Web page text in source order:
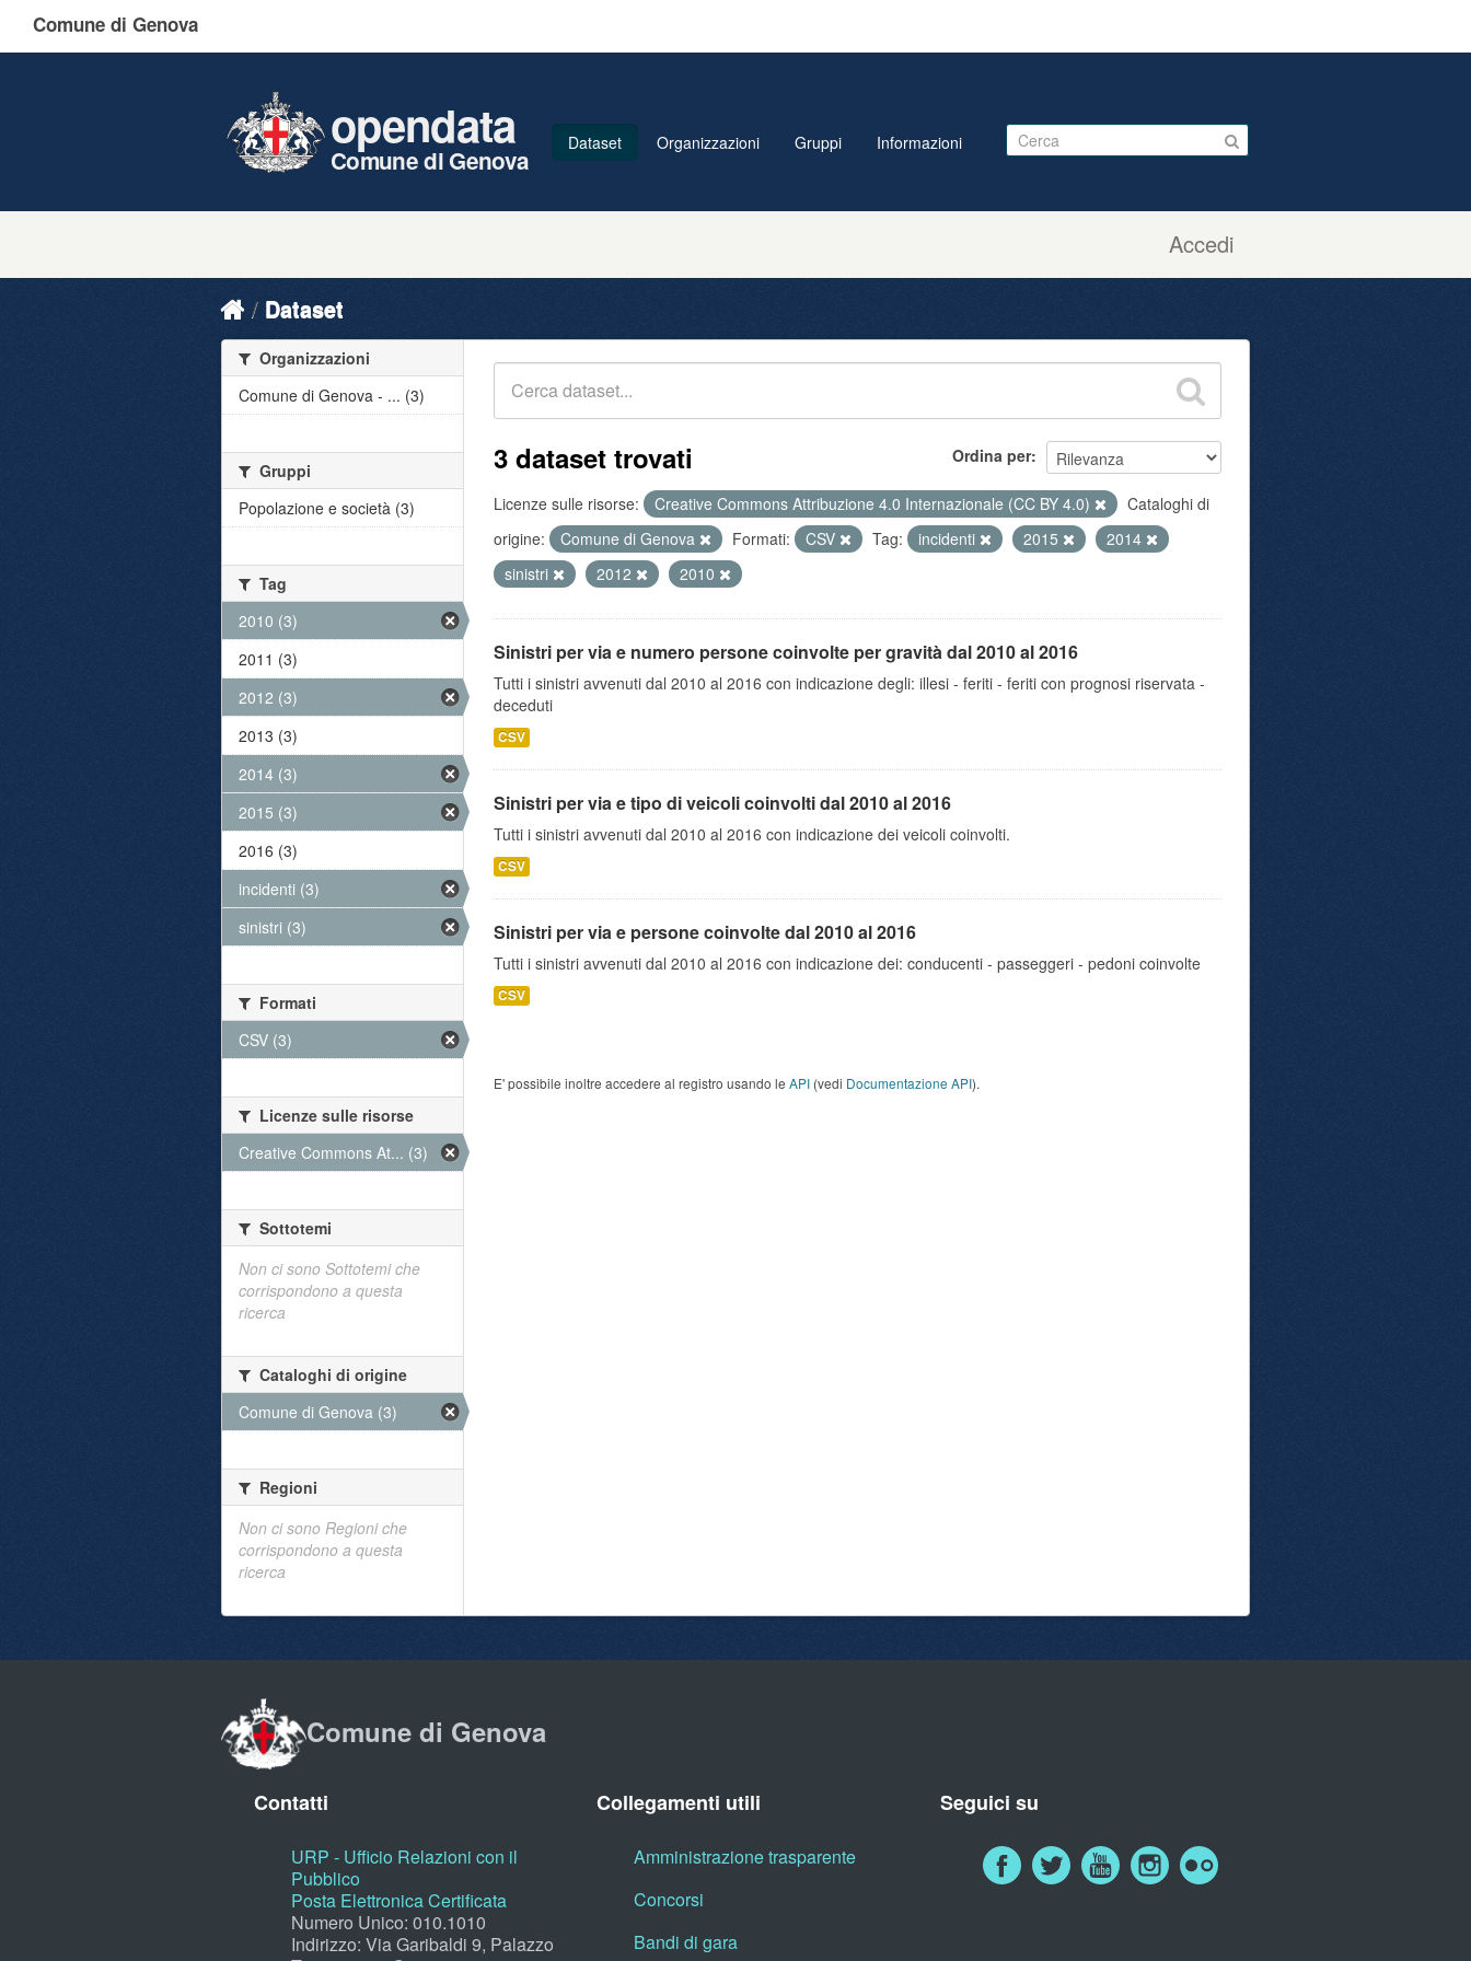
Comune di Genova
Accedi
opendata
Comune di Genova
Dataset Organizzazioni Gruppi Informazioni
Dataset
Ordina per
3 dataset trovati
Licenze sulle risorse: Creative Commons Attribuzione 4.0 Internazionale (CC BY 4.0)
Cataloghi di
origine:
Comune di Genova Formati: CSV Tag: incidenti 2015
2014
sinistri
2012 2010
Sinistri per via e numero persone coinvolte per gravità dal 2010 al 2016
Tutti i sinistri avvenuti dal 2010 al 2016 con indicazione degli: illesi - feriti - feriti con prognosi riservata -
deceduti
CSV
Sinistri per via e tipo di veicoli coinvolti dal 2010 al 2016
Tutti i sinistri avvenuti dal 2010 al 2016 con indicazione dei veicoli coinvolti.
CSV
Sinistri per via e persone coinvolte dal 2010 al 2016
Tutti i sinistri avvenuti dal 2010 al 2016 con indicazione dei: conducenti - passeggeri - pedoni coinvolte
CSV
E' possibile inoltre accedere al registro usando le API (vedi Documentazione API).
Organizzazioni
Comune di Genova - ... (3)
Gruppi
Popolazione e società (3)
Tag
2010 (3)
2011 (3)
2012 (3)
2013 (3)
2014 (3)
2015 (3)
2016 (3)
incidenti (3)
sinistri (3)
Formati
CSV (3)
Licenze sulle risorse
Creative Commons At... (3)
Sottotemi
Non ci sono Sottotemi che
corrispondono a questa
ricerca
Cataloghi di origine
Comune di Genova (3)
Regioni
Non ci sono Regioni che
corrispondono a questa
ricerca
Comune di Genova
Contatti
URP - Ufficio Relazioni con il
Pubblico
Posta Elettronica Certificata
Numero Unico: 010.1010
Indirizzo: Via Garibaldi 9, Palazzo
Collegamenti utili
Amministrazione trasparente
Concorsi
Bandi di gara
Seguici su